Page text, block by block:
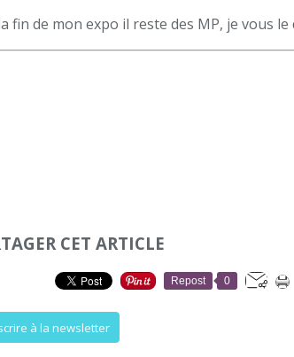
fin de mon expo il reste des MP, je vous
CET ARTICLE
Repost 0
à la newsletter